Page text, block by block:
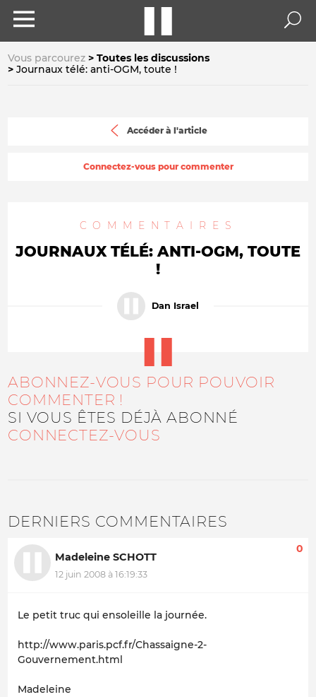
Vous parcourez
Toutes les discussions
Journaux télé: anti-OGM, toute !
Accéder à l'article
Connectez-vous pour commenter
COMMENTAIRES
JOURNAUX TÉLÉ: ANTI-OGM, TOUTE
!
Dan Israel
ABONNEZ-VOUS POUR POUVOIR
COMMENTER !
SI VOUS ÊTES DÉJÀ ABONNÉ
CONNECTEZ-VOUS
DERNIERS COMMENTAIRES
Madeleine SCHOTT
12 juin 2008 à 16:19:33
0
Le petit truc qui ensoleille la journée.
http://www.paris.pcf.fr/Chassaigne-2-
Gouvernement.html
Madeleine